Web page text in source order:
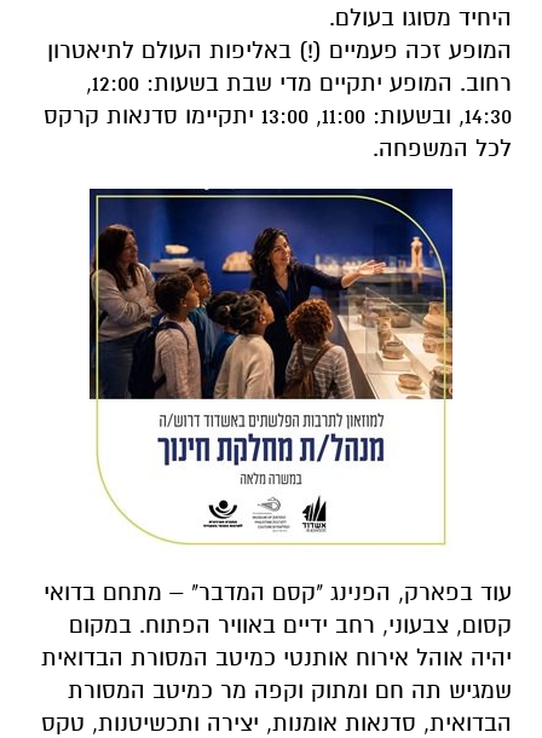
היחיד מסוגו בעולם.
המופע זכה פעמיים (!) באליפות העולם לתיאטרון
רחוב. המופע יתקיים מדי שבת בשעות: 12:00,
14:30, ובשעות: 11:00, 13:00 יתקיימו סדנאות קרקס
לכל המשפחה.
עוד בפארק, הפנינג "קסם המדבר" – מתחם בדואי
קסום, צבעוני, רחב ידיים באוויר הפתוח. במקום
יהיה אוהל אירוח אותנטי כמיטב המסורת הבדואית
שמגיש תה חם ומתוק וקפה מר כמיטב המסורת
הבדואית, סדנאות אומנות, יצירה ותכשיטנות, טקס